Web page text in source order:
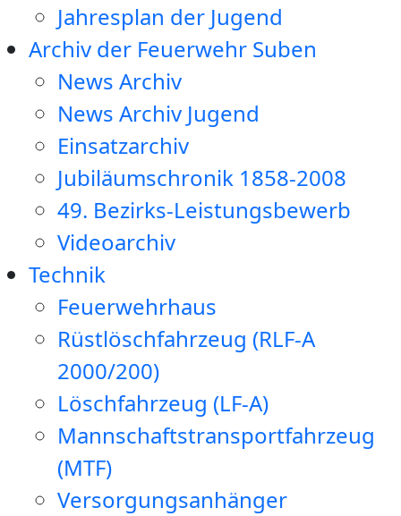
Jahresplan der Jugend
Archiv der Feuerwehr Suben
News Archiv
News Archiv Jugend
Einsatzarchiv
Jubiläumschronik 1858-2008
49. Bezirks-Leistungsbewerb
Videoarchiv
Technik
Feuerwehrhaus
Rüstlöschfahrzeug (RLF-A
2000/200)
Löschfahrzeug (LF-A)
Mannschaftstransportfahrzeug
(MTF)
Versorgungsanhänger